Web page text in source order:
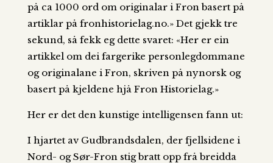
på ca 1000 ord om originalar i Fron basert på
artiklar på fronhistorielag.no.» Det gjekk tre
sekund, så fekk eg dette svaret: «Her er ein
artikkel om dei fargerike personlegdommane
og originalane i Fron, skriven på nynorsk og
basert på kjeldene hjå Fron Historielag.»
Her er det den kunstige intelligensen fann ut:
I hjartet av Gudbrandsdalen, der fjellsidene i
Nord- og Sør-Fron stig bratt opp frå breidda